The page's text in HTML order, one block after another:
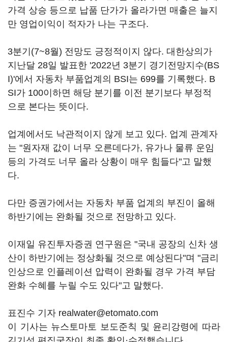
가격 상승 등으로 납품 단가가 올라가면 매출은 늘지
만 영업이익이 적자가 나는 구조다.
3분기(7~8월) 전망도 긍정적이지 않다. 대한상의가
지난달 28일 발표한 '2022년 3분기 경기전망지수(BS
I)'에서 자동차 부품업계의 BSI는 699를 기록했다. B
SI가 100이하면 해당 분기를 이전 분기보다 부정적
으로 본다는 뜻이다.
업계에서도 낙관적이지 않게 보고 있다. 업계 관계자
는 "원자재 값이 너무 오른데다가, 유가나 물류 운임
등의 가격도 너무 올라 상황이 매우 힘들다"고 말했
다.
다만 증권가에서는 자동차 부품 업계의 부진이 올해
하반기에는 완화될 것으로 전망하고 있다.
이재일 유진투자증권 연구원은 "국내 공장의 신차 생
산이 하반기에는 정상화될 것으로 예상된다"며 "금리
인상으로 인플레이션 압력이 완화될 경우 가격 부담
완화 수혜를 누릴 수도 있다"고 말했다.
표진수 기자 realwater@etomato.com
이 기사는 뉴스토마토 보도준칙 및 윤리강령에 따라